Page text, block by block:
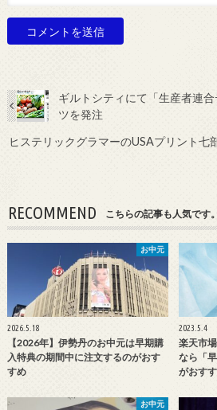
ギルトシティにて「生産者連
ツを発注
ヒステリックグラマーのUSAプリント七
RECOMMEND こちらの記事も人気です。
お中元
2026.5.18
【2026年】伊勢丹のお中元は早期購
入特典の期間中に注文するのがおす
すめ
2023.5.4
楽天市
なら「
がおす
お中元